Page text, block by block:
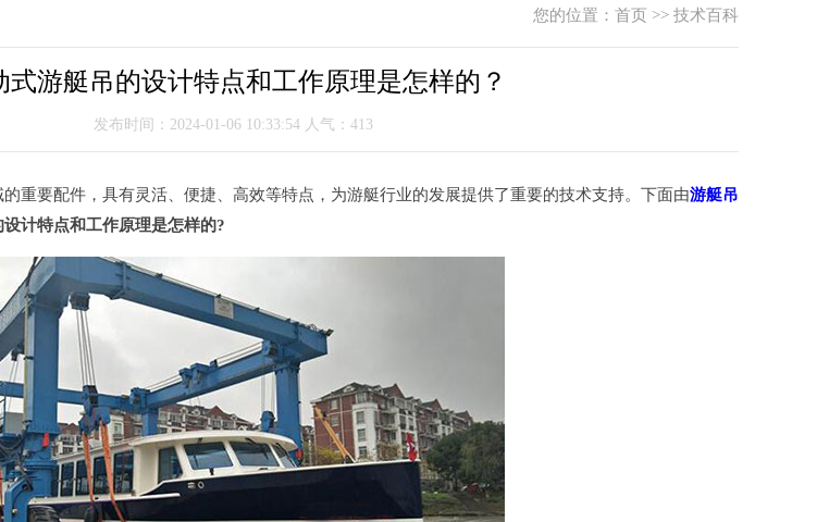
您的位置： 首页 >> 技术百科
式游艇吊的设计特点和工作原理是怎样的？
发布时间：2024-01-06 10:33:54 人气：413
重要配件，具有灵活、便捷、高效等特点，为游艇行业的发展提供了重要的技术支持。下面由游艇吊
计特点和工作原理是怎样的?